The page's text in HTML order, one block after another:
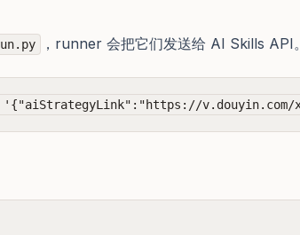
，runner 会把它们发送给 AI Skills API。